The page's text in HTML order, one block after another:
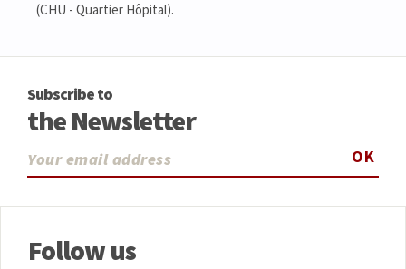
(CHU - Quartier Hôpital).
Subscribe to
the Newsletter
OK
Follow us